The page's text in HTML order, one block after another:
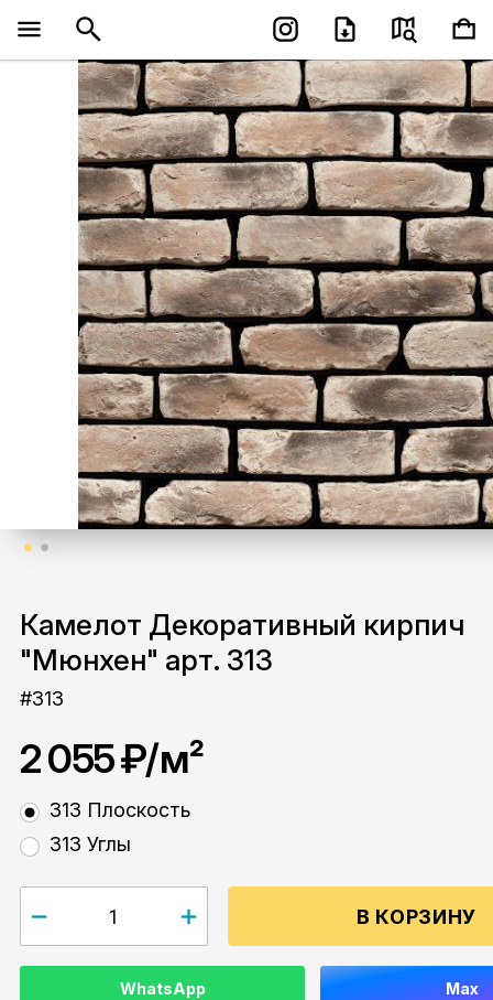
Камелот Декоративный кирпич
"Мюнхен" арт. 313
#313
2 055 ₽/м²
313 Плоскость
313 Углы
В КОРЗИНУ
WhatsApp Max